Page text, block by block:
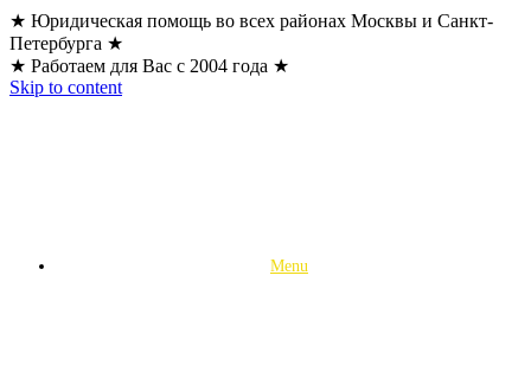
★ Юридическая помощь во всех районах Москвы и Санкт-
Петербурга ★
★ Работаем для Вас с 2004 года ★
Skip to content
Menu